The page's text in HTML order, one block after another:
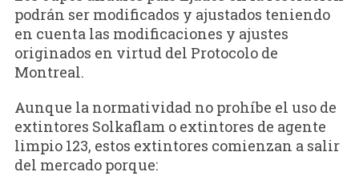
podrán ser modificados y ajustados teniendo
en cuenta las modificaciones y ajustes
originados en virtud del Protocolo de
Montreal.
Aunque la normatividad no prohíbe el uso de
extintores Solkaflam o extintores de agente
limpio 123, estos extintores comienzan a salir
del mercado porque: